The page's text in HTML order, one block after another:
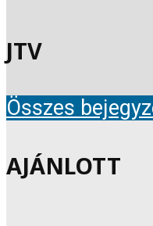
JTV
Összes
AJÁNLOTT